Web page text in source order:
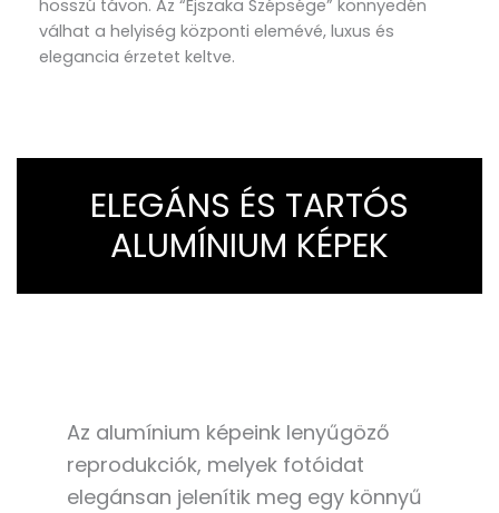
hosszú távon. Az “Éjszaka Szépsége” könnyedén
válhat a helyiség központi elemévé, luxus és
elegancia érzetet keltve.
ELEGÁNS ÉS TARTÓS
ALUMÍNIUM KÉPEK
Az alumínium képeink lenyűgöző
reprodukciók, melyek fotóidat
elegánsan jelenítik meg egy könnyű